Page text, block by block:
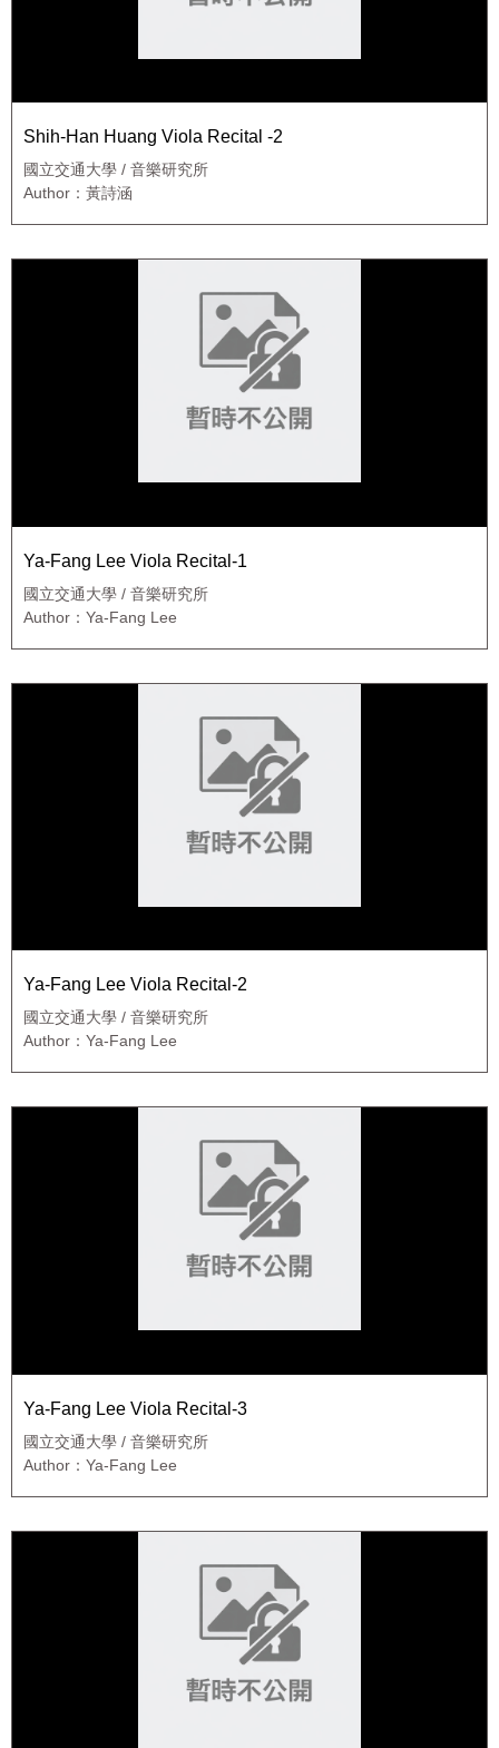
Shih-Han Huang Viola Recital -2
國立交通大學 / 音樂研究所
Author：黃詩涵
Ya-Fang Lee Viola Recital-1
國立交通大學 / 音樂研究所
Author：Ya-Fang Lee
Ya-Fang Lee Viola Recital-2
國立交通大學 / 音樂研究所
Author：Ya-Fang Lee
Ya-Fang Lee Viola Recital-3
國立交通大學 / 音樂研究所
Author：Ya-Fang Lee